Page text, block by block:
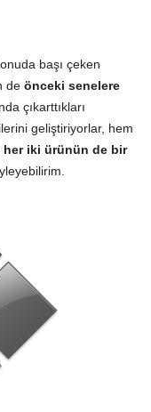
başı çeken
de önceki senelere
çıkarttıkları
geliştiriyorlar, hem
her iki ürünün de bir